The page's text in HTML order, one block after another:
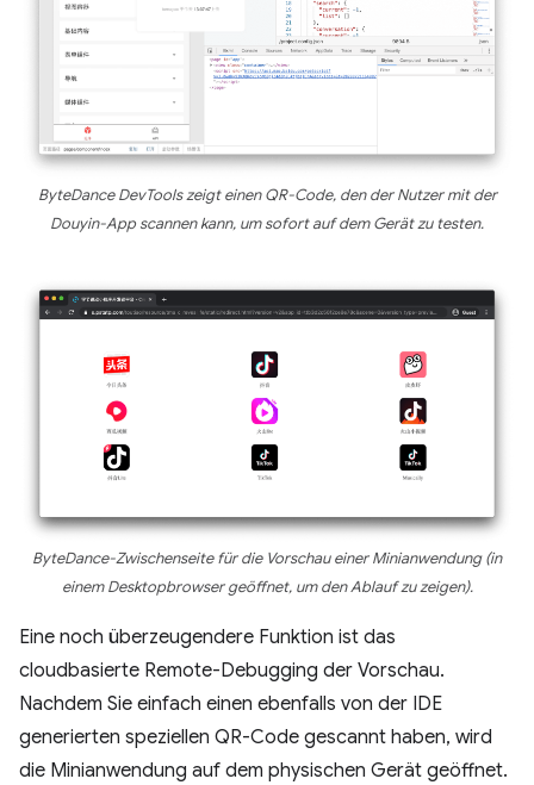
ByteDance DevTools zeigt einen QR-Code, den der Nutzer mit der
Douyin-App scannen kann, um sofort auf dem Gerät zu testen.
ByteDance-Zwischenseite für die Vorschau einer Minianwendung (in
einem Desktopbrowser geöffnet, um den Ablauf zu zeigen).
Eine noch überzeugendere Funktion ist das
cloudbasierte Remote-Debugging der Vorschau.
Nachdem Sie einfach einen ebenfalls von der IDE
generierten speziellen QR-Code gescannt haben, wird
die Minianwendung auf dem physischen Gerät geöffnet.